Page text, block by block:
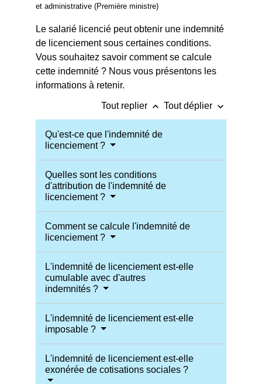
et administrative (Première ministre)
Le salarié licencié peut obtenir une indemnité
de licenciement sous certaines conditions.
Vous souhaitez savoir comment se calcule
cette indemnité ? Nous vous présentons les
informations à retenir.
Tout replier keyboard_arrow_up Tout déplier keyboard_arrow_down
Qu'est-ce que l'indemnité de
licenciement ?
Quelles sont les conditions
d'attribution de l'indemnité de
licenciement ?
Comment se calcule l'indemnité de
licenciement ?
L'indemnité de licenciement est-elle
cumulable avec d'autres
indemnités ?
L'indemnité de licenciement est-elle
imposable ?
L'indemnité de licenciement est-elle
exonérée de cotisations sociales ?